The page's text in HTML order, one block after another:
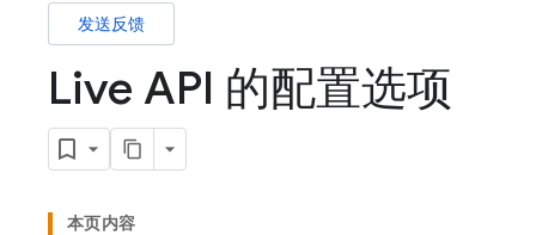
发送反馈
Live API 的配置选项
本页内容